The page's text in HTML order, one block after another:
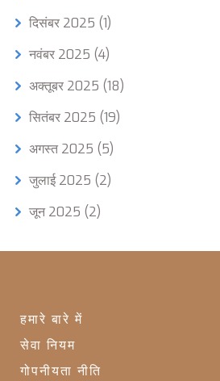
दिसंबर 2025 (1)
नवंबर 2025 (4)
अक्तूबर 2025 (18)
सितंबर 2025 (19)
अगस्त 2025 (5)
जुलाई 2025 (2)
जून 2025 (2)
हमारे बारे में
सेवा नियम
गोपनीयता नीति